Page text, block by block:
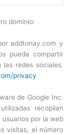
dominio:
addtonay.com y
pueda compartir
redes sociales.
privacy
de Google Inc.
recopilan
por la web
visitas, el número